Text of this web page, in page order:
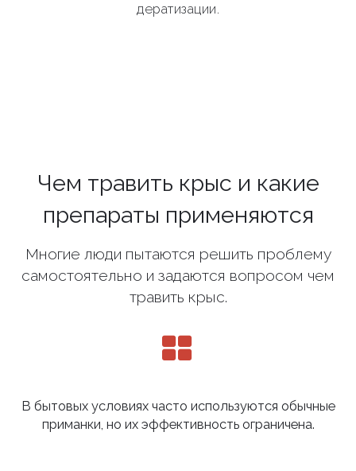
дератизации.
Чем травить крыс и какие
препараты применяются
Многие люди пытаются решить проблему
самостоятельно и задаются вопросом чем
травить крыс.
В бытовых условиях часто используются обычные
приманки, но их эффективность ограничена.